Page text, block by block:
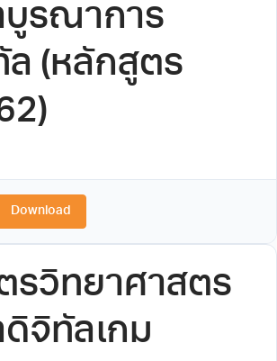
รณาการ
(หลักสูตร
Download
รวิทยาศาสตร
จิทัลเกม